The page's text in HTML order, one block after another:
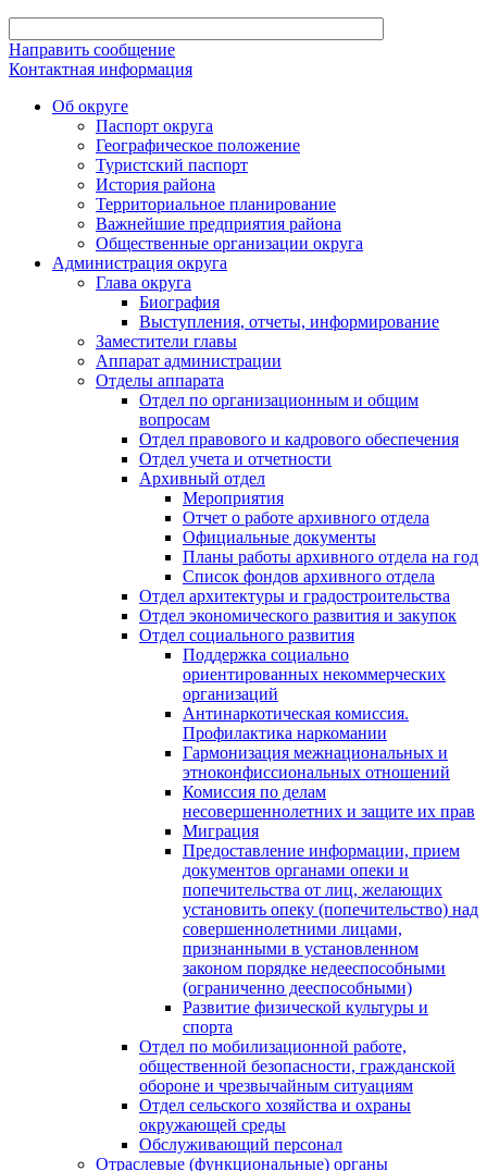
Направить сообщение
Контактная информация
Об округе
Паспорт округа
Географическое положение
Туристский паспорт
История района
Территориальное планирование
Важнейшие предприятия района
Общественные организации округа
Администрация округа
Глава округа
Биография
Выступления, отчеты, информирование
Заместители главы
Аппарат администрации
Отделы аппарата
Отдел по организационным и общим
вопросам
Отдел правового и кадрового обеспечения
Отдел учета и отчетности
Архивный отдел
Мероприятия
Отчет о работе архивного отдела
Официальные документы
Планы работы архивного отдела на год
Список фондов архивного отдела
Отдел архитектуры и градостроительства
Отдел экономического развития и закупок
Отдел социального развития
Поддержка социально
ориентированных некоммерческих
организаций
Антинаркотическая комиссия.
Профилактика наркомании
Гармонизация межнациональных и
этноконфиссиональных отношений
Комиссия по делам
несовершеннолетних и защите их прав
Миграция
Предоставление информации, прием
документов органами опеки и
попечительства от лиц, желающих
установить опеку (попечительство) над
совершеннолетними лицами,
признанными в установленном
законом порядке недееспособными
(ограниченно дееспособными)
Развитие физической культуры и
спорта
Отдел по мобилизационной работе,
общественной безопасности, гражданской
оборонe и чрезвычайным ситуациям
Отдел сельского хозяйства и охраны
окружающей среды
Обслуживающий персонал
Отраслевые (функциональные) органы